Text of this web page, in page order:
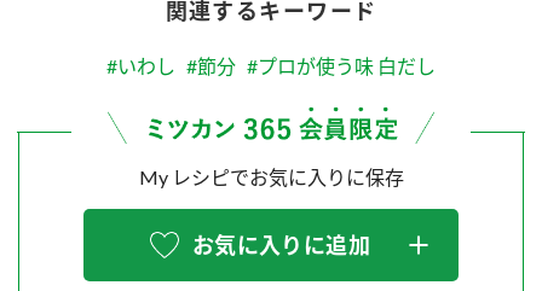
関連するキーワード
#いわし #節分 #プロが使う味 白だし
My レシピでお気に入りに保存
お気に入りに追加